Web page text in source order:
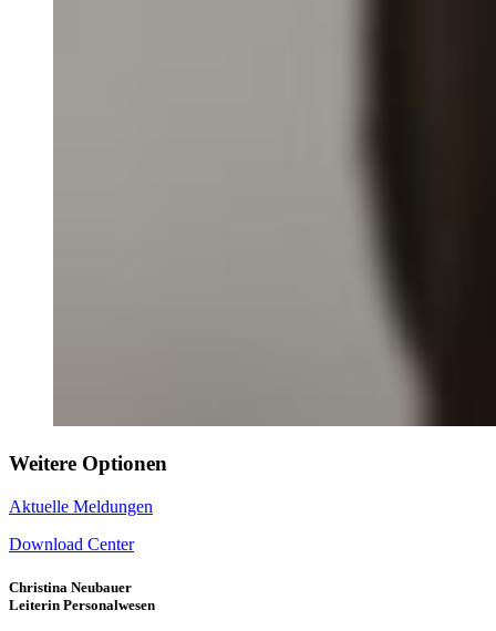
Weitere Optionen
Aktuelle Meldungen
Download Center
Christina Neubauer
Leiterin Personalwesen